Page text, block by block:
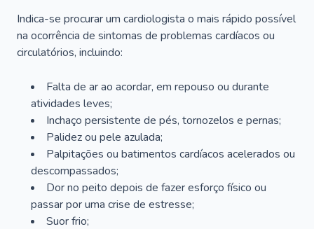
Indica-se procurar um cardiologista o mais rápido possível
na ocorrência de sintomas de problemas cardíacos ou
circulatórios, incluindo:
Falta de ar ao acordar, em repouso ou durante
atividades leves;
Inchaço persistente de pés, tornozelos e pernas;
Palidez ou pele azulada;
Palpitações ou batimentos cardíacos acelerados ou
descompassados;
Dor no peito depois de fazer esforço físico ou
passar por uma crise de estresse;
Suor frio;